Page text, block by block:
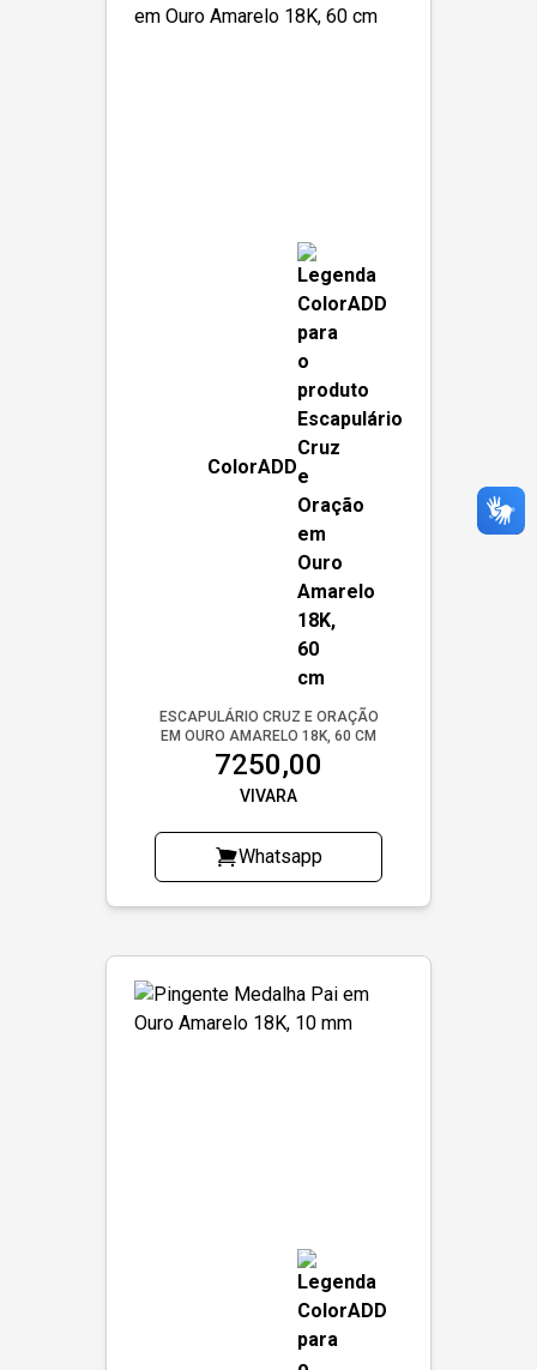
ColorADD
ESCAPULÁRIO CRUZ E ORAÇÃO
EM OURO AMARELO 18K, 60 CM
7250,00
VIVARA
Whatsapp